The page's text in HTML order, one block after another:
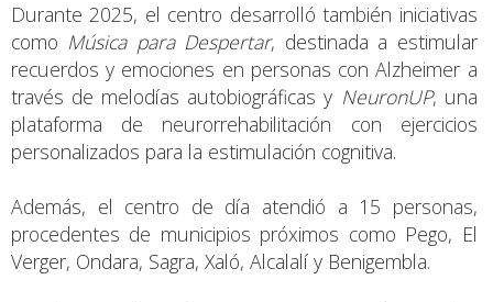
Durante 2025, el centro desarrolló también iniciativas
como Música para Despertar, destinada a estimular
recuerdos y emociones en personas con Alzheimer a
través de melodías autobiográficas y NeuronUP, una
plataforma de neurorrehabilitación con ejercicios
personalizados para la estimulación cognitiva.
Además, el centro de día atendió a 15 personas,
procedentes de municipios próximos como Pego, El
Verger, Ondara, Sagra, Xaló, Alcalalí y Benigembla.